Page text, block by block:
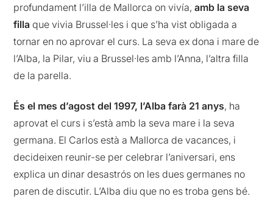
profundament l’illa de Mallorca on vivía,amb la seva
filla que vivia Brussel·les i que s’ha vist obligada a
tornar en no aprovar el curs. La seva ex dona i mare de
l’Alba, la Pilar, viu a Brussel·les amb l’Anna, l’altra filla
de la parella.
És el mes d’agost del 1997, l’Alba farà 21 anys, ha
aprovat el curs i s’està amb la seva mare i la seva
germana. El Carlos està a Mallorca de vacances, i
decideixen reunir-se per celebrar l’aniversari, ens
explica un dinar desastrós on les dues germanes no
paren de discutir. L’Alba diu que no es troba gens bé.